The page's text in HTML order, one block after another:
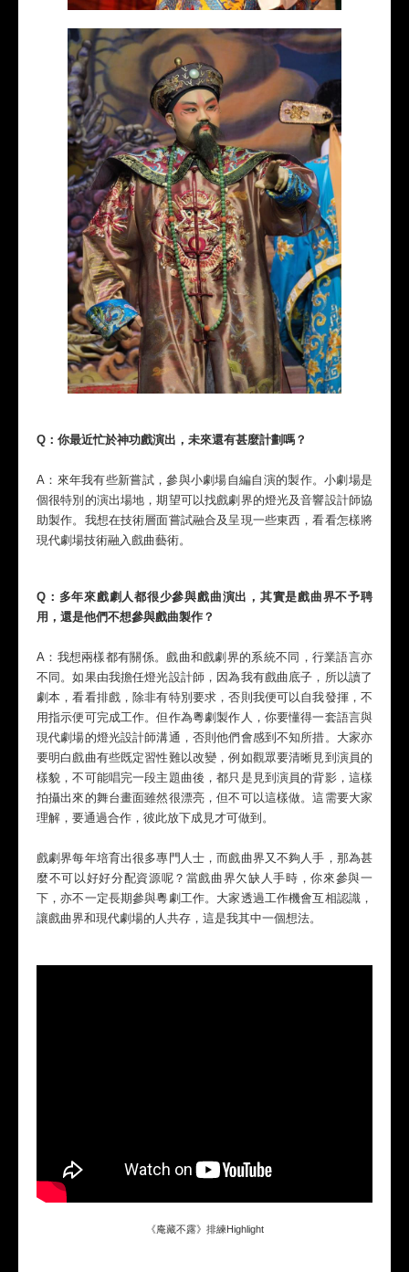
Q：你最近忙於神功戲演出，未來還有甚麼計劃嗎？
A：來年我有些新嘗試，參與小劇場自編自演的製作。小劇場是
個很特別的演出場地，期望可以找戲劇界的燈光及音響設計師協
助製作。我想在技術層面嘗試融合及呈現一些東西，看看怎樣將
現代劇場技術融入戲曲藝術。
Q：多年來戲劇人都很少參與戲曲演出，其實是戲曲界不予聘
用，還是他們不想參與戲曲製作？
A：我想兩樣都有關係。戲曲和戲劇界的系統不同，行業語言亦
不同。如果由我擔任燈光設計師，因為我有戲曲底子，所以讀了
劇本，看看排戲，除非有特別要求，否則我便可以自我發揮，不
用指示便可完成工作。但作為粵劇製作人，你要懂得一套語言與
現代劇場的燈光設計師溝通，否則他們會感到不知所措。大家亦
要明白戲曲有些既定習性難以改變，例如觀眾要清晰見到演員的
樣貌，不可能唱完一段主題曲後，都只是見到演員的背影，這樣
拍攝出來的舞台畫面雖然很漂亮，但不可以這樣做。這需要大家
理解，要通過合作，彼此放下成見才可做到。
戲劇界每年培育出很多專門人士，而戲曲界又不夠人手，那為甚
麼不可以好好分配資源呢？當戲曲界欠缺人手時，你來參與一
下，亦不一定長期參與粵劇工作。大家透過工作機會互相認識，
讓戲曲界和現代劇場的人共存，這是我其中一個想法。
《庵藏不露》排練Highlight